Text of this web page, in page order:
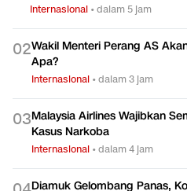
Internasional •dalam 5 jam
02Wakil Menteri Perang AS
Apa?
Internasional •dalam 3 jam
03Malaysia Airlines Wajibkan
Kasus Narkoba
Internasional •dalam 4 jam
Diamuk Gelombang Panas,